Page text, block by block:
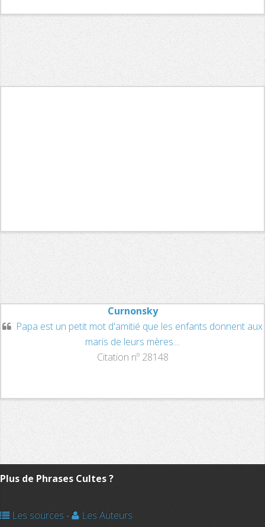
Curnonsky
Papa est un petit mot d'amitié que les enfants donnent aux
maris de leurs mères....
Citation nº 28148
Plus de Phrases Cultes ?
Les sources - Les Auteurs